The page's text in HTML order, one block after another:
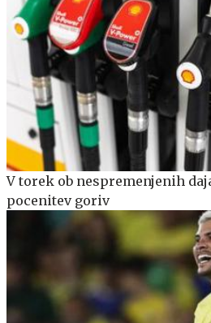
V torek ob nespremenjenih
pocenitev goriv